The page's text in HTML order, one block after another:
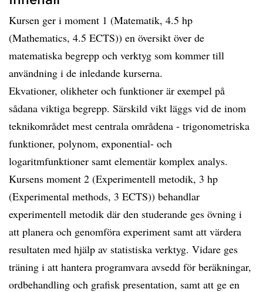
Kursen ger i moment 1 (Matematik, 4.5 hp
(Mathematics, 4.5 ECTS)) en översikt över de
matematiska begrepp och verktyg som kommer till
användning i de inledande kurserna.
Ekvationer, olikheter och funktioner är exempel på
sådana viktiga begrepp. Särskild vikt läggs vid de inom
teknikområdet mest centrala områdena - trigonometriska
funktioner, polynom, exponential- och
logaritmfunktioner samt elementär komplex analys.
Kursens moment 2 (Experimentell metodik, 3 hp
(Experimental methods, 3 ECTS)) behandlar
experimentell metodik där den studerande ges övning i
att planera och genomföra experiment samt att värdera
resultaten med hjälp av statistiska verktyg. Vidare ges
träning i att hantera programvara avsedd för beräkningar,
ordbehandling och grafisk presentation, samt att ge en